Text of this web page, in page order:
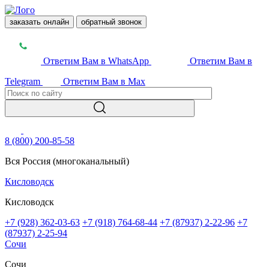
заказать онлайн обратный звонок
Ответим Вам в WhatsApp
Ответим Вам в
Telegram
Ответим Вам в Max
8 (800) 200-85-58
Вся Россия (многоканальный)
Кисловодск
Кисловодск
+7 (928) 362-03-63 +7 (918) 764-68-44 +7 (87937) 2-22-96 +7
(87937) 2-25-94
Сочи
Сочи